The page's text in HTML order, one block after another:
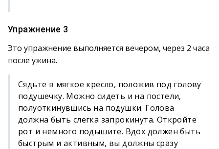
Упражнение 3
Это упражнение выполняется вечером, через 2 часа
после ужина.
Сядьте в мягкое кресло, положив под голову
подушечку. Можно сидеть и на постели,
полуоткинувшись на подушки. Голова
должна быть слегка запрокинута. Откройте
рот и немного подышите. Вдох должен быть
быстрым и активным, вы должны сразу